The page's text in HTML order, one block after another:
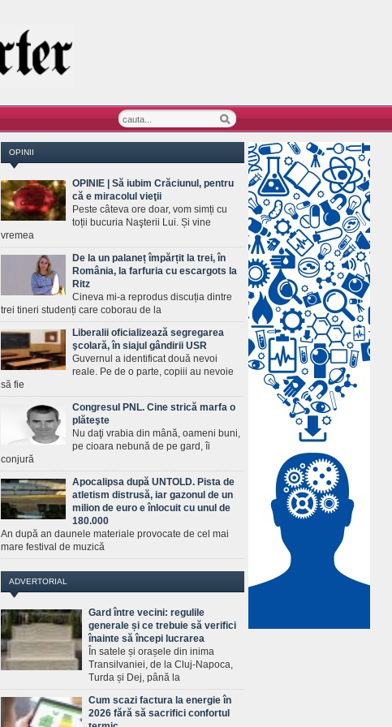
OPINII
OPINIE | Să iubim Crăciunul, pentru
că e miracolul vieţii
Peste câteva ore doar, vom simți cu
toții bucuria Naşterii Lui. Și vine
vremea
De la un palaneț împărțit la trei, în
România, la farfuria cu escargots la
Ritz
Cineva mi-a reprodus discuția dintre
trei tineri studenți care coborau de la
Liberalii oficializează segregarea
şcolară, în siajul gândirii USR
Guvernul a identificat două nevoi
reale. Pe de o parte, copiii au nevoie
să fie
Congresul PNL. Cine strică marfa o
plăteşte
Nu daţi vrabia din mână, oameni buni,
pe cioara nebună de pe gard, îi
conjură
Apocalipsa după UNTOLD. Pista de
atletism distrusă, iar gazonul de un
milion de euro e înlocuit cu unul de
180.000
An după an daunele materiale provocate de cel mai
mare festival de muzică
ADVERTORIAL
Gard între vecini: regulile
generale și ce trebuie să verifici
înainte să începi lucrarea
În satele și orașele din inima
Transilvaniei, de la Cluj-Napoca,
Turda și Dej, până la
Cum scazi factura la energie în
2026 fără să sacrifici confortul